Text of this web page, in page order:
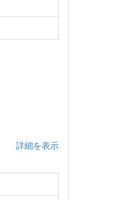
詳細を表示